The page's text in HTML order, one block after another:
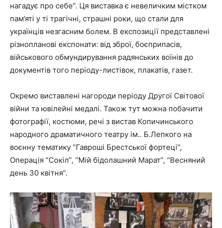
нагадує про себе”. Ця виставка є невеличким містком
пам’яті у ті трагічні, страшні роки, що стали для
українців незгасним болем. В експозиції представлені
різнопланові експонати: від зброї, боєприпасів,
військового обмундирування радянських воїнів до
документів того періоду-листівок, плакатів, газет.
Окремо виставлені нагороди періоду Другої Світової
війни та ювілейні медалі. Також тут можна побачити
фотографії, костюми, речі з вистав Копичинського
народного драматичного театру ім.. Б.Лепкого на
воєнну тематику “Гавроші Брестської фортеці”,
Операція “Сокіл”, “Мій бідолашний Марат”, “Весняний
день 30 квітня”.